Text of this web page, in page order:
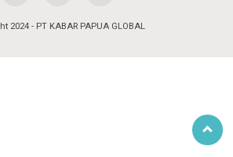
2024 - PT KABAR PAPUA GLOBAL